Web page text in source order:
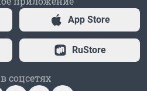
App Store
RuStore
соцсетях